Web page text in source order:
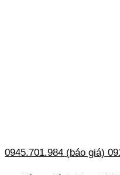
0945.701.984 (báo giá)